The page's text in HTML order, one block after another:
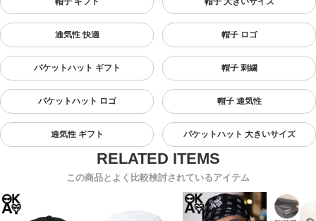
通気性 快適 帽子 ロゴ
バケットハット ギフト 帽子 刺繍
バケットハット ロゴ 帽子 通気性
通気性 ギフト バケットハット 大きいサイズ
この商品とよく比較検討されているアイテム